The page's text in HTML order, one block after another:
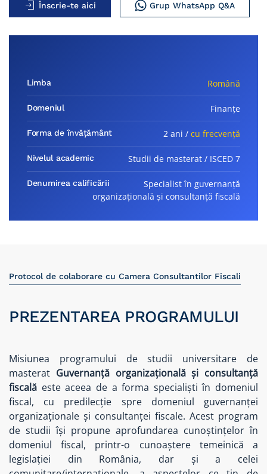
Înscrie-te aici Grup WhatsApp Q&A
Limba Română
Domeniul Finanțe
Forma de învățământ 2 ani / cu frecvență
Nivelul academic Studii de masterat / ISCED 7
Denumirea calificării
Specialist în guvernanță
organizațională şi consultanţă fiscală
Protocol de colaborare cu Camera Consultantilor Fiscali
PREZENTAREA PROGRAMULUI
Misiunea programului de studii universitare de
masterat Guvernanță organizațională și consultanță
fiscală este aceea de a forma specialiști în domeniul
fiscal, cu predilecție spre domeniul guvernanței
organizaționale și consultanței fiscale. Acest program
de studii își propune aprofundarea cunoștințelor în
domeniul fiscal, printr-o cunoaștere temeinică a
legislației din România, dar și a celei